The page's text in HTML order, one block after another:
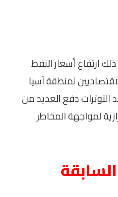
ارتفاع أسعار النفط
لمنطقة آسيا
دفع العديد من
لمواجهة المخاطر